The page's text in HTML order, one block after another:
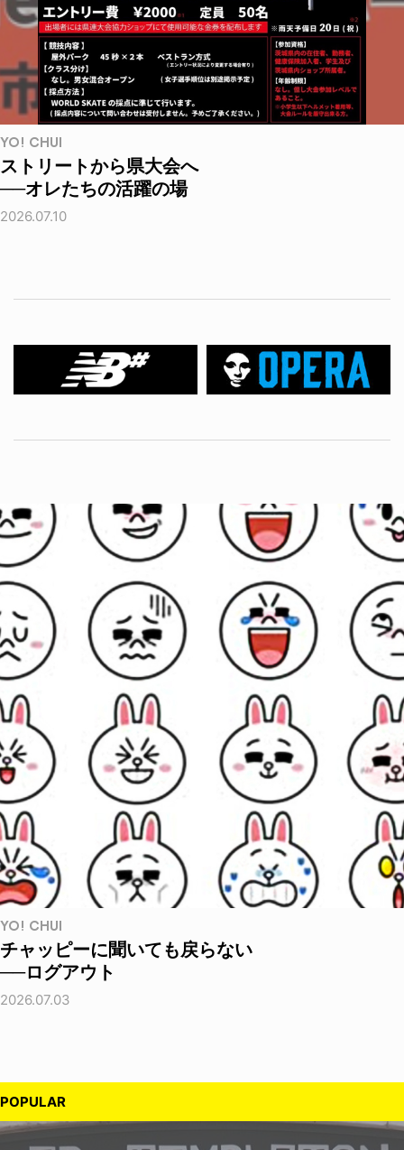
YO! CHUI
ストリートから県大会へ
──オレたちの活躍の場
2026.07.10
YO! CHUI
チャッピーに聞いても戻らない
──ログアウト
2026.07.03
POPULAR